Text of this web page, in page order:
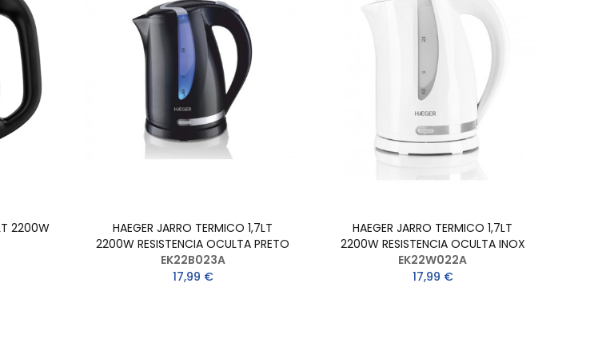
2200W
HAEGER JARRO TERMICO 1,7LT
2200W RESISTENCIA OCULTA PRETO
EK22B023A
17,99 €
HAEGER JARRO TERMICO 1,7LT
2200W RESISTENCIA OCULTA INOX
EK22W022A
17,99 €